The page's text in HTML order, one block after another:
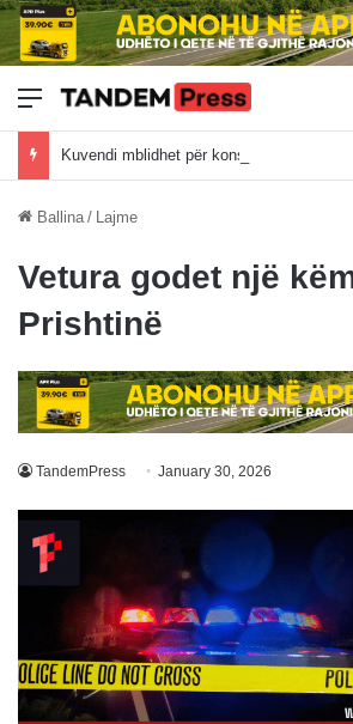
Meny
Kuvendi mblidhet për konstituim, cfarë u
Ballina / Lajme
Vetura godet një
Prishtinë
TandemPress January 30, 2026